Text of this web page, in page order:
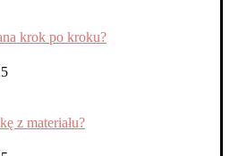
krok po kroku?
z materiału?